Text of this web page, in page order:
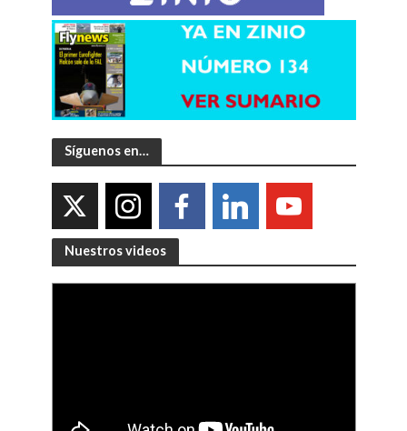
Síguenos en…
Nuestros videos